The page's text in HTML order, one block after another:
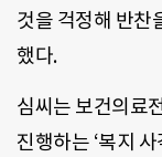
것을 걱정해 반찬
했다.
심씨는 보건의료
진행하는 ‘복지